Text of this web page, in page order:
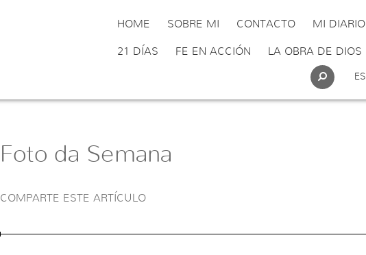
HOME SOBRE MI CONTACTO MI DIARIO
21 DÍAS FE EN ACCIÓN LA OBRA DE DIOS
ES
Foto da Semana
COMPARTE ESTE ARTÍCULO